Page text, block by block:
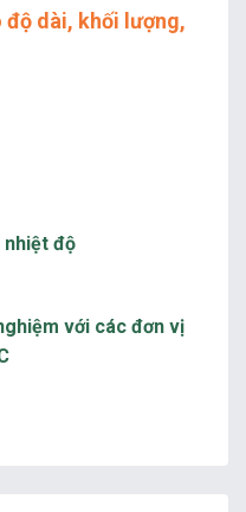
độ dài, khối lượng,
nhiệt độ
với các đơn vị